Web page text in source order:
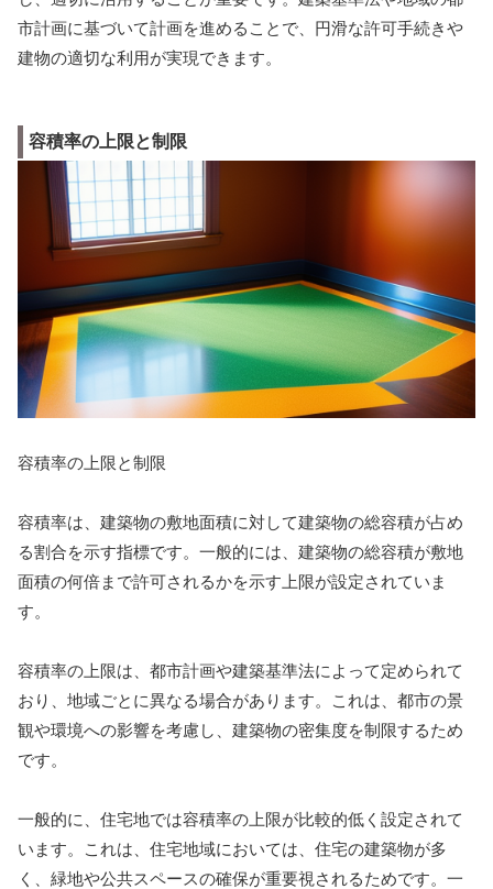
市計画に基づいて計画を進めることで、円滑な許可手続きや
建物の適切な利用が実現できます。
容積率の上限と制限
容積率の上限と制限
容積率は、建築物の敷地面積に対して建築物の総容積が占め
る割合を示す指標です。一般的には、建築物の総容積が敷地
面積の何倍まで許可されるかを示す上限が設定されていま
す。
容積率の上限は、都市計画や建築基準法によって定められて
おり、地域ごとに異なる場合があります。これは、都市の景
観や環境への影響を考慮し、建築物の密集度を制限するため
です。
一般的に、住宅地では容積率の上限が比較的低く設定されて
います。これは、住宅地域においては、住宅の建築物が多
く、緑地や公共スペースの確保が重要視されるためです。一